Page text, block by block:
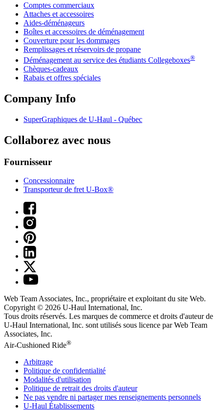
Comptes commerciaux
Attaches et accessoires
Aides-déménageurs
Boîtes et accessoires de déménagement
Couverture pour les dommages
Remplissages et réservoirs de propane
Déménagement au service des étudiants Collegeboxes®
Chèques-cadeaux
Rabais et offres spéciales
Company Info
SuperGraphiques de U-Haul - Québec
Collaborez avec nous
Fournisseur
Concessionnaire
Transporteur de fret U-Box®
Web Team Associates, Inc., propriétaire et exploitant du site Web.
Copyright © 2026 U-Haul International, Inc.
Tous droits réservés. Les marques de commerce et droits d'auteur de
U-Haul International, Inc. sont utilisés sous licence par Web Team
Associates, Inc.
Air-Cushioned Ride®
Arbitrage
Politique de confidentialité
Modalités d'utilisation
Politique de retrait des droits d'auteur
Ne pas vendre ni partager mes renseignements personnels
U-Haul Établissements